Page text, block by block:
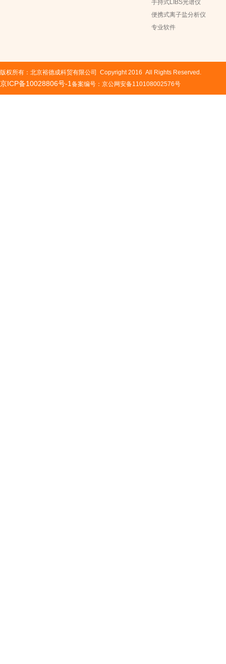
手持式LIBS光谱仪
便携式离子盐分析仪
专业软件
版权所有：北京裕德成科贸有限公司 Copyright 2016 All Rights Reserved.
京ICP备10028806号-1 备案编号：京公网安备110108002576号